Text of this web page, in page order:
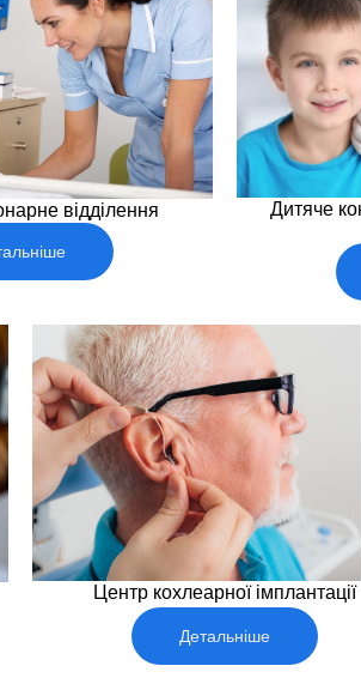
відділення
Дитяче
Центр кохлеарної імплантації
Детальніше